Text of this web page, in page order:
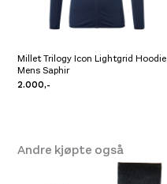
Platou Molde
Millet Trilogy Icon Lightgrid Hoodie
Mens Saphir
2.000,-
Andre kjøpte også